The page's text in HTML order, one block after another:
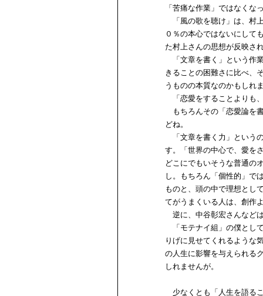
「苦痛な作業」ではなくな
「風の歌を聴け」は、村
０％の本心ではないにして
た村上さんの思想が反映さ
「文章を書く」という作
きることの困難さに比べ、
うものの本質なのかもしれ
「恋愛をすることよりも
もちろんその「恋愛論を
どね。
「文章を書く力」という
す。「世界の中心で、愛を
どこにでもいそうな普通の
し。もちろん「個性的」で
ものと、頭の中で理想とし
てがうまくいる人は、創作
逆に、中谷彰宏さんなど
「モテナイ組」の僕とし
りげに見せてくれるような
の人生に影響を与えられる
しれませんが。
少なくとも「人生を語る